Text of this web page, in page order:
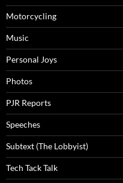
Motorcycling
Music
Personal Joys
Photos
PJR Reports
Speeches
Subtext (The Lobbyist)
Tech Tack Talk